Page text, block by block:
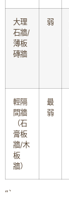
大理
石牆/
薄板
磚牆
弱
輕隔
間牆
（石
膏板
牆/木
板
牆）
最
弱
“`